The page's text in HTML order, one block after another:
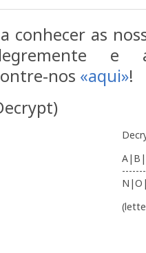
conhecer as
e
nos «aqui»!
)